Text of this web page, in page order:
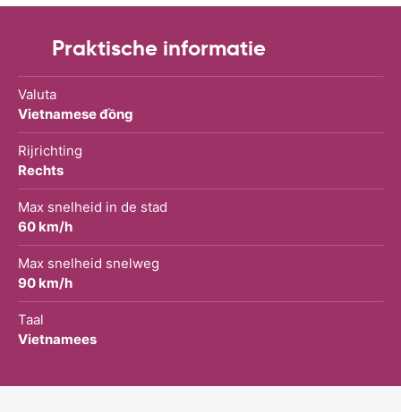
Praktische informatie
Valuta
Vietnamese đồng
Rijrichting
Rechts
Max snelheid in de stad
60 km/h
Max snelheid snelweg
90 km/h
Taal
Vietnamees